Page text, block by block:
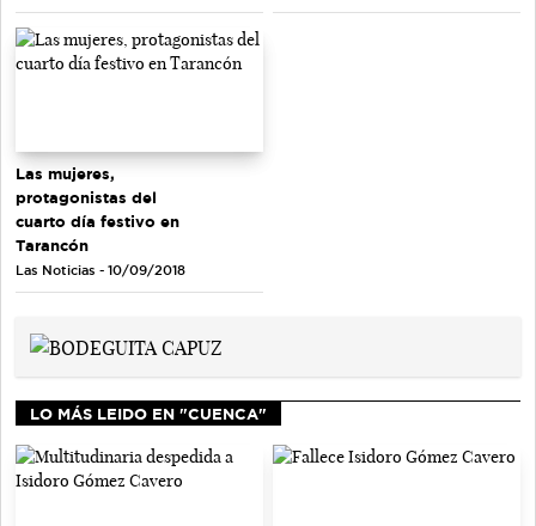
Las mujeres,
protagonistas del
cuarto día festivo en
Tarancón
Las Noticias - 10/09/2018
LO MÁS LEIDO EN "CUENCA"